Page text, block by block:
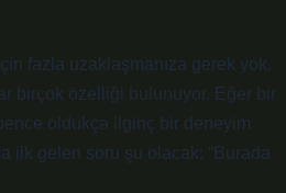
fazla uzaklaşmanıza gerek yok.
birçok özelliği bulunuyor. Eğer bir
oldukça ilginç bir deneyim
ilk gelen soru şu olacak: “Burada